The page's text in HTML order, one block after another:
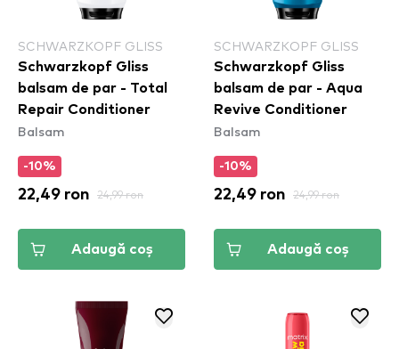
SCHWARZKOPF GLISS
Schwarzkopf Gliss
balsam de par - Total
Repair Conditioner
Balsam
-10%
22,49 ron 24,99 ron
Adaugă coș
SCHWARZKOPF GLISS
Schwarzkopf Gliss
balsam de par - Aqua
Revive Conditioner
Balsam
-10%
22,49 ron 24,99 ron
Adaugă coș